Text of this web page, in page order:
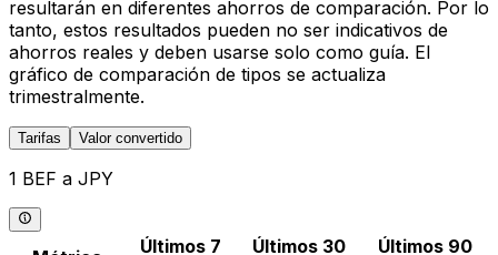
resultarán en diferentes ahorros de comparación. Por lo
tanto, estos resultados pueden no ser indicativos de
ahorros reales y deben usarse solo como guía. El
gráfico de comparación de tipos se actualiza
trimestralmente.
Tarifas Valor convertido
1 BEF a JPY
Últimos 7
Últimos 30
Últimos 90